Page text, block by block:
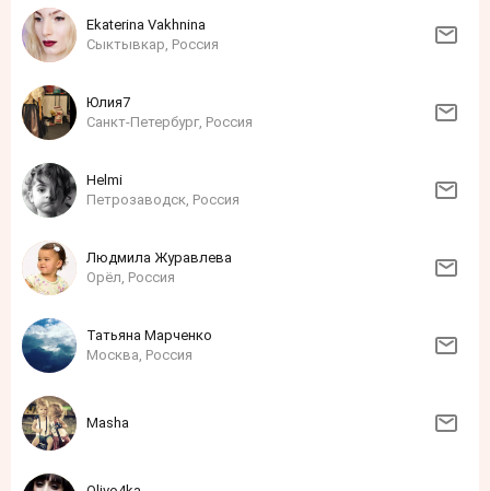
Ekaterina Vakhnina
Сыктывкар, Россия
Юлия7
Санкт-Петербург, Россия
Helmi
Петрозаводск, Россия
Людмила Журавлева
Орёл, Россия
Татьяна Марченко
Москва, Россия
Masha